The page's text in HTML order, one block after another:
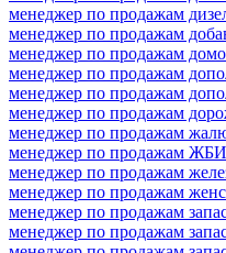
менеджер по продажам
менеджер по продажам
менеджер по продажам
менеджер по продажам
менеджер по продажам
менеджер по продажам
менеджер по продажам
менеджер по продажам ЖБИ
менеджер по продажам
менеджер по продажам
менеджер по продажам
менеджер по продажам